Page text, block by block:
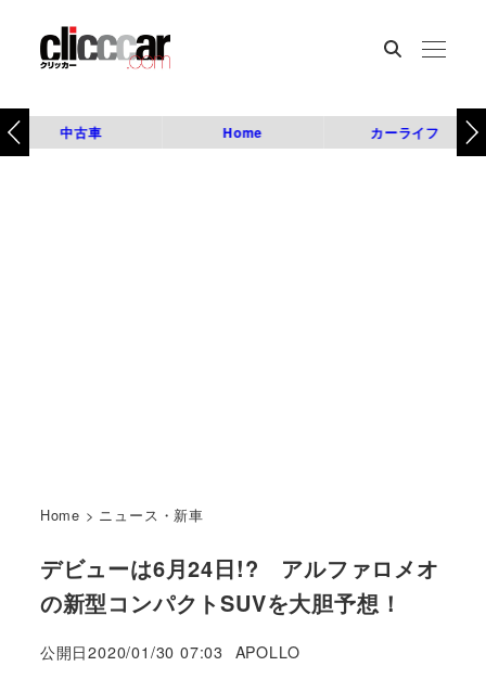
中古車 Home カーライフ
Home > ニュース・新車
デビューは6月24日!? アルファロメオ
の新型コンパクトSUVを大胆予想！
公開日2020/01/30 07:03
著
APOLLO